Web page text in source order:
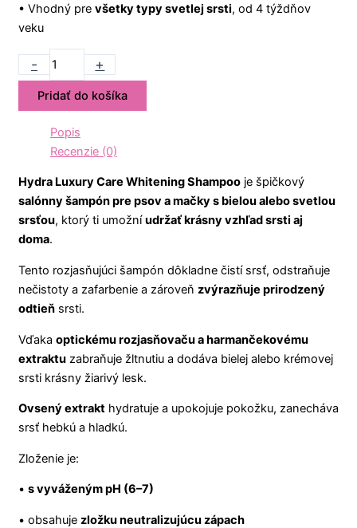
• Vhodný pre všetky typy svetlej srsti, od 4 týždňov
veku
- +
Pridať do košíka
Popis
Recenzie (0)
Hydra Luxury Care Whitening Shampoo je špičkový
salónny šampón pre psov a mačky s bielou alebo svetlou
srsťou, ktorý ti umožníudržať krásny vzhľad srsti aj
doma.
Tento rozjasňujúci šampón dôkladne čistí srsť, odstraňuje
nečistoty a zafarbenie a zároveň zvýrazňuje prirodzený
odtieň srsti.
Vďaka optickému rozjasňovaču a harmančekovému
extraktu zabraňuje žltnutiu a dodáva bielej alebo krémovej
srsti krásny žiarivý lesk.
Ovsený extrakt hydratuje a upokojuje pokožku, zanecháva
srsť hebkú a hladkú.
Zloženie je:
• s vyváženým pH (6–7)
• obsahuje zložku neutralizujúcu zápach